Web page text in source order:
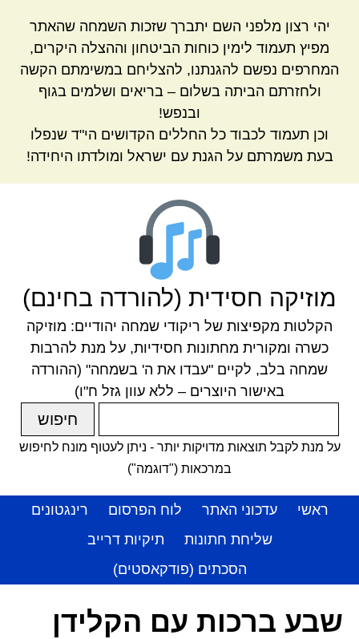
יהי רצון מלפני השם יתברך שזכות השמחה שהאתר
מפיץ תעמוד לימין כוחות הביטחון וההצלה היקרים,
המחרפים נפשם להגנתנו, להצליחם במשימתם הקשה
ולחזרתם הביתה בשלום – בריאים ושלמים בגוף
ובנפש!
וכן תעמוד לכבוד כל החללים הקדושים הי"ד שנפלו
בעת משמרתם על הגנת עם ישראל ומולדתו היחידה!
מוזיקה חסידית (להורדה בחינם)
הקלטות מקפיצות של ריקודי שמחה יהודיים: מוזיקה
כשרה ומקורית מחתונות חסידיות, על מנת להרבות
שמחה בלב, לקיים "עבדו את ה' בשמחה" (ההורדה
באישור היוצרים – ללא עוון גזל ח"ו)
על מנת לקבל תוצאות מדויקות יותר - ניתן לעטוף מונח לחיפוש
במרכאות ("דוגמה")
ראשי עדכוני האתר לוח הפרסום
רינגטונים
שליחת חתונות
תיקיות דרייב
הסכתים (פודקאסטים)
שבע ברכות עם הקלידן